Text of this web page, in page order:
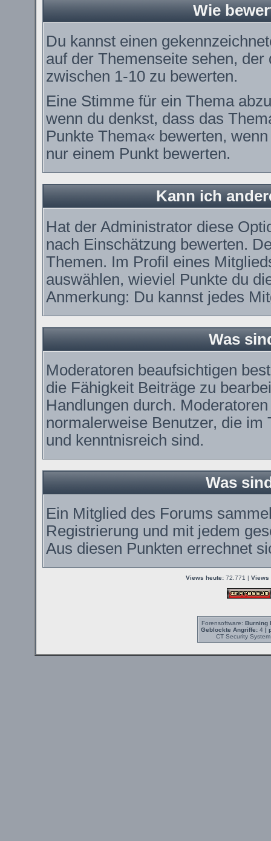
Wie
Du kannst einen
auf der Themenseite sehen,
zwischen 1-10 zu bewerten.
Eine Stimme für ein Thema
wenn du denkst, dass das
Punkte Thema« bewerten,
nur einem Punkt bewerten.
Kann ich
Hat der Administrator diese
nach Einschätzung bewerten.
Themen. Im Profil eines
auswählen, wieviel Punkte du
Anmerkung: Du kannst jedes
Was
Moderatoren beaufsichtigen
die Fähigkeit Beiträge zu
Handlungen durch.
normalerweise Benutzer, die
und kenntnisreich sind.
Was
Ein Mitglied des Forums
Registrierung und mit jedem
Aus diesen Punkten errechnet
Views heute: 72.771 | Views
Forensoftware: Burning
Geblockte Angriffe: 4 |
CT Security